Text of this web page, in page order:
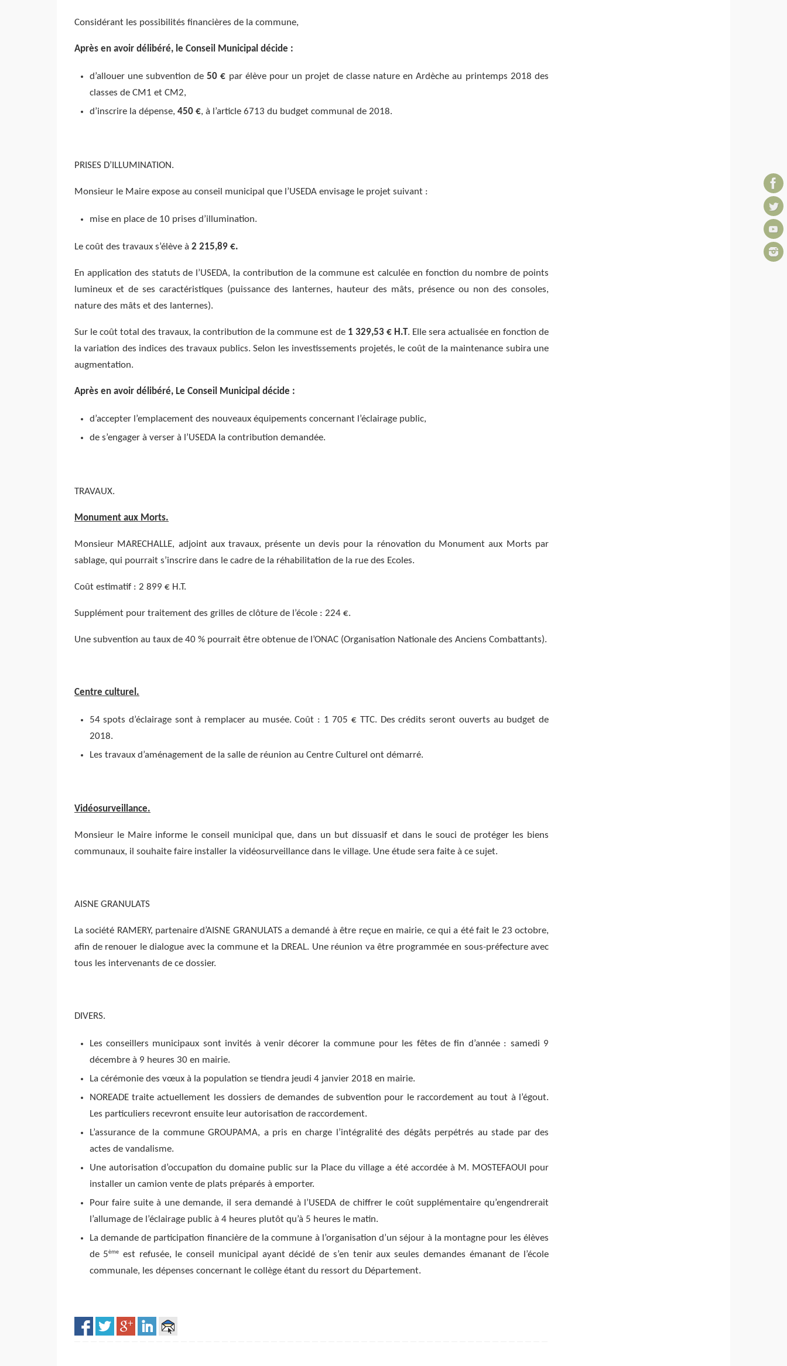
Considérant les possibilités financières de la commune,
Après en avoir délibéré, le Conseil Municipal décide :
d’allouer une subvention de50 € par élève pour un projet de classe nature en Ardèche au printemps 2018 des
classes de CM1 et CM2,
d’inscrire la dépense, 450 €, à l’article 6713 du budget communal de 2018.
PRISES D’ILLUMINATION.
Monsieur le Maire expose au conseil municipal que l’USEDA envisage le projet suivant :
mise en place de 10 prises d’illumination.
Le coût des travaux s’élève à 2 215,89 €.
En application des statuts de l’USEDA, la contribution de la commune est calculée en fonction du nombre de points
lumineux et de ses caractéristiques (puissance des lanternes, hauteur des mâts, présence ou non des consoles,
nature des mâts et des lanternes).
Sur le coût total des travaux, la contribution de la commune est de 1 329,53 € H.T. Elle sera actualisée en fonction de
la variation des indices des travaux publics. Selon les investissements projetés, le coût de la maintenance subira une
augmentation.
Après en avoir délibéré, Le Conseil Municipal décide :
d’accepter l’emplacement des nouveaux équipements concernant l’éclairage public,
de s’engager à verser à l’USEDA la contribution demandée.
TRAVAUX.
Monument aux Morts.
Monsieur MARECHALLE, adjoint aux travaux, présente un devis pour la rénovation du Monument aux Morts par
sablage, qui pourrait s’inscrire dans le cadre de la réhabilitation de la rue des Ecoles.
Coût estimatif : 2 899 € H.T.
Supplément pour traitement des grilles de clôture de l’école : 224 €.
Une subvention au taux de 40 % pourrait être obtenue de l’ONAC (Organisation Nationale des Anciens Combattants).
Centre culturel.
54 spots d’éclairage sont à remplacer au musée. Coût : 1 705 € TTC. Des crédits seront ouverts au budget de
2018.
Les travaux d’aménagement de la salle de réunion au Centre Culturel ont démarré.
Vidéosurveillance.
Monsieur le Maire informe le conseil municipal que, dans un but dissuasif et dans le souci de protéger les biens
communaux, il souhaite faire installer la vidéosurveillance dans le village. Une étude sera faite à ce sujet.
AISNE GRANULATS
La société RAMERY, partenaire d’AISNE GRANULATS a demandé à être reçue en mairie, ce qui a été fait le 23 octobre,
afin de renouer le dialogue avec la commune et la DREAL. Une réunion va être programmée en sous-préfecture avec
tous les intervenants de ce dossier.
DIVERS.
Les conseillers municipaux sont invités à venir décorer la commune pour les fêtes de fin d’année : samedi 9
décembre à 9 heures 30 en mairie.
La cérémonie des vœux à la population se tiendra jeudi 4 janvier 2018 en mairie.
NOREADE traite actuellement les dossiers de demandes de subvention pour le raccordement au tout à l’égout.
Les particuliers recevront ensuite leur autorisation de raccordement.
L’assurance de la commune GROUPAMA, a pris en charge l’intégralité des dégâts perpétrés au stade par des
actes de vandalisme.
Une autorisation d’occupation du domaine public sur la Place du village a été accordée à M. MOSTEFAOUI pour
installer un camion vente de plats préparés à emporter.
Pour faire suite à une demande, il sera demandé à l’USEDA de chiffrer le coût supplémentaire qu’engendrerait
l’allumage de l’éclairage public à 4 heures plutôt qu’à 5 heures le matin.
La demande de participation financière de la commune à l’organisation d’un séjour à la montagne pour les élèves
de 5ème
est refusée, le conseil municipal ayant décidé de s’en tenir aux seules demandes émanant de l’école
communale, les dépenses concernant le collège étant du ressort du Département.